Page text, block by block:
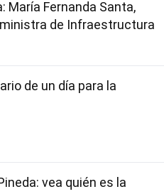
María Fernanda Santa,
de Infraestructura
de un día para la
vea quién es la